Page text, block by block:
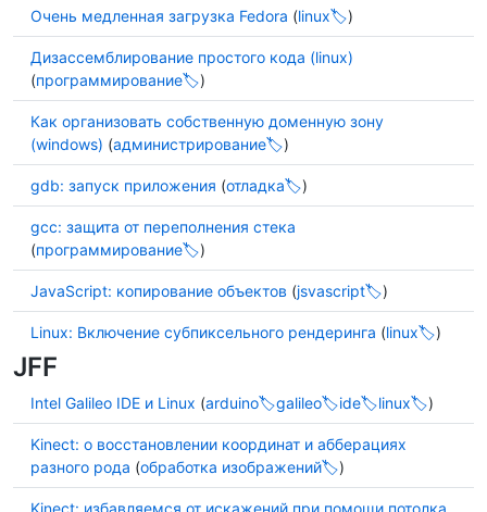
Очень медленная загрузка Fedora (linux )
Дизассемблирование простого кода (linux)
(программирование )
Как организовать собственную доменную зону
(windows) (администрирование )
gdb: запуск приложения (отладка )
gcc: защита от переполнения стека
(программирование )
JavaScript: копирование объектов (jsvascript )
Linux: Включение субпиксельного рендеринга (linux )
JFF
Intel Galileo IDE и Linux (arduino galileo ide linux )
Kinect: о восстановлении координат и абберациях
разного рода (обработка изображений )
Kinect: избавляемся от искажений при помощи потолка